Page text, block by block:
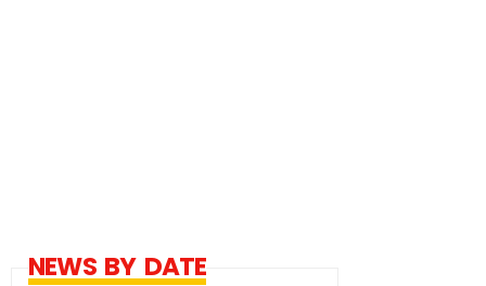
NEWS BY DATE